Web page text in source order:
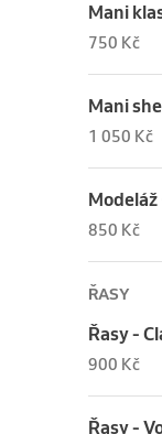
Mani
750 Kč
Mani
1 050 Kč
850 Kč
ŘASY
Řasy -
900 Kč
Řasy -